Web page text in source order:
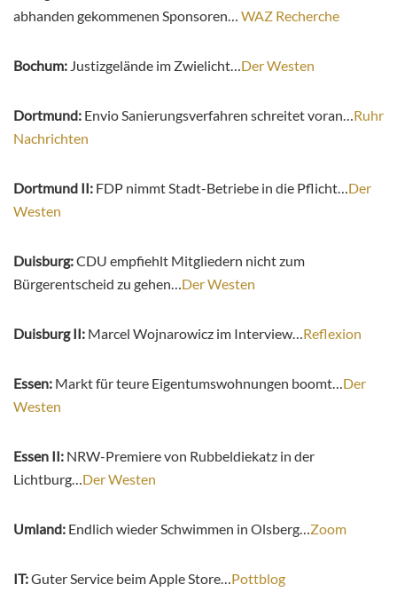
abhanden gekommenen Sponsoren… WAZ Recherche
Bochum: Justizgelände im Zwielicht…Der Westen
Dortmund: Envio Sanierungsverfahren schreitet voran…Ruhr
Nachrichten
Dortmund II: FDP nimmt Stadt-Betriebe in die Pflicht…Der
Westen
Duisburg:CDU empfiehlt Mitgliedern nicht zum
Bürgerentscheid zu gehen…Der Westen
Duisburg II: Mar­cel Wo­jna­ro­wicz im Interview…Reflexion
Essen: Markt für teure Eigentumswohnungen boomt…Der
Westen
Essen II: NRW-Premiere von Rubbeldiekatz in der
Lichtburg…Der Westen
Umland: Endlich wieder Schwimmen in Olsberg…Zoom
IT:Guter Service beim Apple Store…Pottblog